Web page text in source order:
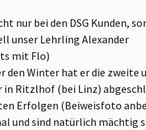
bei den DSG Kunden,
unser Lehrling Alexander
mit Flo)
den Winter hat er die zweite
Ritzlhof (bei Linz)
Erfolgen (Beiweisfoto
und sind natürlich mächtig